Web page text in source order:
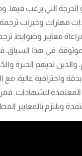
الدرجة التي يرغب فيها.
مهارات وخبرات ترجمة
معايير وضوابط
في هذا السياق،
لديهم الخبرة
واحترافية عالية، مع
المعتمدة للشهادات.
ويلتزم بالمعايير